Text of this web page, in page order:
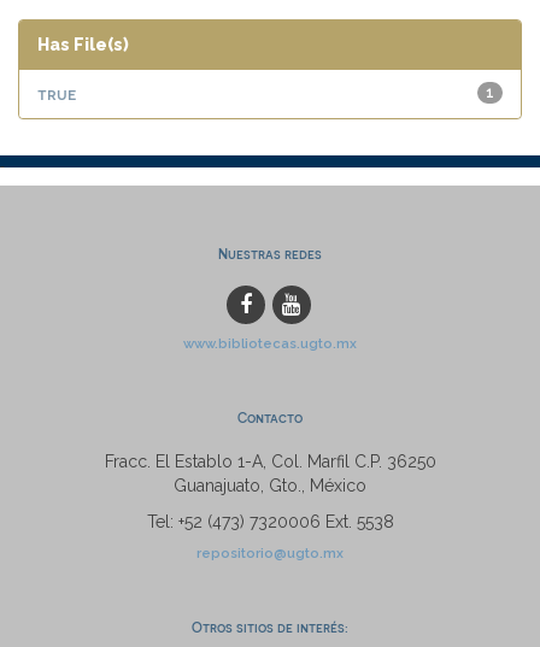
Has File(s)
1
true
Nuestras redes
www.bibliotecas.ugto.mx
Contacto
Fracc. El Establo 1-A, Col. Marfil C.P. 36250
Guanajuato, Gto., México
Tel: +52 (473) 7320006 Ext. 5538
repositorio@ugto.mx
Otros sitios de interés: